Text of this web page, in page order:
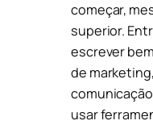
começar,
superior.
escrever
de
usar